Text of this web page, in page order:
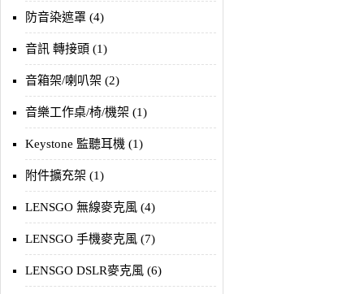
防音染遮罩 (4)
音訊 轉接頭 (1)
音箱架/喇叭架 (2)
音樂工作桌/椅/機架 (1)
Keystone 監聽耳機 (1)
附件擴充架 (1)
LENSGO 無線麥克風 (4)
LENSGO 手機麥克風 (7)
LENSGO DSLR麥克風 (6)